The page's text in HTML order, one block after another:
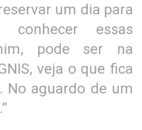
um dia para
essas
pode ser na
veja o que fica
No aguardo de um